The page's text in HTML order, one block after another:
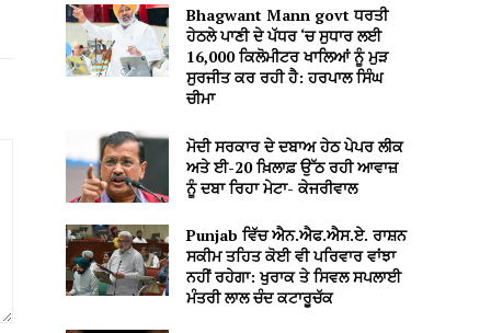
Bhagwant Mann govt ਧਰਤੀ
ਹੇਠਲੇ ਪਾਣੀ ਦੇ ਪੱਧਰ ‘ਚ ਸੁਧਾਰ ਲਈ
16,000 ਕਿਲੋਮੀਟਰ ਖਾਲਿਆਂ ਨੂੰ ਮੁੜ
ਸੁਰਜੀਤ ਕਰ ਰਹੀ ਹੈ: ਹਰਪਾਲ ਸਿੰਘ
ਚੀਮਾ
ਮੋਦੀ ਸਰਕਾਰ ਦੇ ਦਬਾਅ ਹੇਠ ਪੇਪਰ ਲੀਕ
ਅਤੇ ਈ-20 ਖ਼ਿਲਾਫ਼ ਉੱਠ ਰਹੀ ਆਵਾਜ਼
ਨੂੰ ਦਬਾ ਰਿਹਾ ਮੇਟਾ- ਕੇਜਰੀਵਾਲ
Punjab ਵਿੱਚ ਐਨ.ਐਫ.ਐਸ.ਏ. ਰਾਸ਼ਨ
ਸਕੀਮ ਤਹਿਤ ਕੋਈ ਵੀ ਪਰਿਵਾਰ ਵਾਂਝਾ
ਨਹੀਂ ਰਹੇਗਾ: ਖੁਰਾਕ ਤੇ ਸਿਵਲ ਸਪਲਾਈ
ਮੰਤਰੀ ਲਾਲ ਚੰਦ ਕਟਾਰੂਚੱਕ